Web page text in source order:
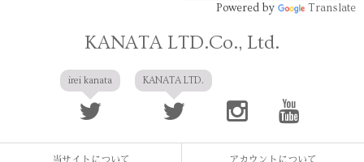
Powered by Translate
KANATA LTD.Co., Ltd.
irei kanata KANATA LTD.
当サイトについて アカウントについて